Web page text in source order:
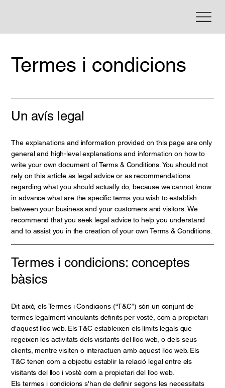
Termes i condicions
Un avís legal
The explanations and information provided on this page are only
general and high-level explanations and information on how to
write your own document of Terms & Conditions. You should not
rely on this article as legal advice or as recommendations
regarding what you should actually do, because we cannot know
in advance what are the specific terms you wish to establish
between your business and your customers and visitors. We
recommend that you seek legal advice to help you understand
and to assist you in the creation of your own Terms & Conditions.
Termes i condicions: conceptes
bàsics
Dit això, els Termes i Condicions (“T&C”) són un conjunt de
termes legalment vinculants definits per vostè, com a propietari
d'aquest lloc web. Els T&C estableixen els límits legals que
regeixen les activitats dels visitants del lloc web, o dels seus
clients, mentre visiten o interactuen amb aquest lloc web. Els
T&C tenen com a objectiu establir la relació legal entre els
visitants del lloc i vostè com a propietari del lloc web.
Els termes i condicions s'han de definir segons les necessitats